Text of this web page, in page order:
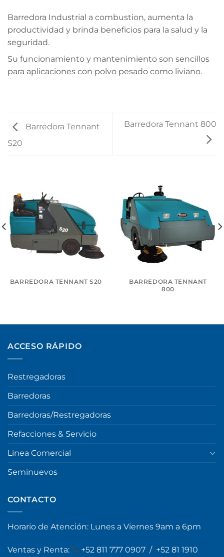
Barredora Industrial a combustion, aumenta la
productividad y brinda beneficios para la salud y la
seguridad.
Su funcionamiento y mantenimiento son sencillos
para aplicaciones con polvo pesado como liviano.
Barredora Tennant
S20
Barredora Tennant 800
BARREDORA TENNANT S20
BARREDORA TENNANT
800
ACCESO RÁPIDO
Restregadoras
Barredoras
Barredoras/Restregadoras
Refacciones & Servicio
Linea Comercial
Seminuevos
CONTACTO
Horario de Atención: Lunes a Viernes 9am a 6pm
Ventas y Renta: +52 811 777 0907 / +52 81 1910